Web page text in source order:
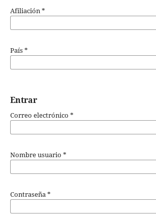
Afiliación*
País*
Entrar
Correo electrónico *
Nombre usuario *
Contraseña*